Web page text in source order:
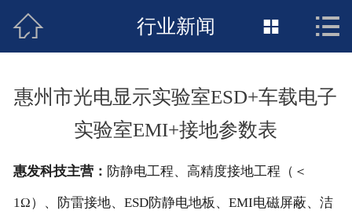
接地工程首页
新闻动态
 行业新闻  
惠州市光电显示实验室ESD+车载电子
实验室EMI+接地参数表
惠发科技主营： 防静电工程、高精度接地工程（＜
1Ω）、防雷接地、ESD防静电地板、EMI电磁屏蔽、洁